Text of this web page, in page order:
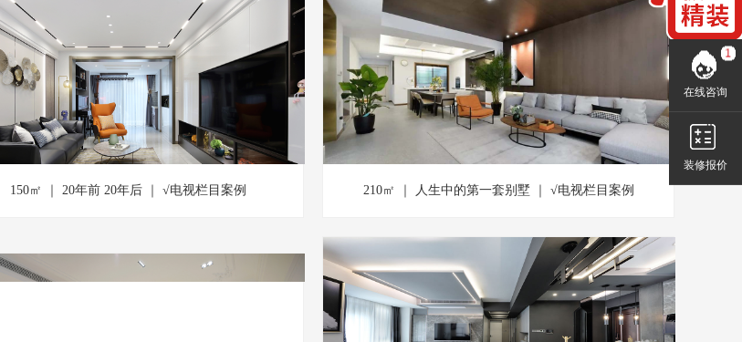
150㎡ ｜ 20年前 20年后 ｜ √电视栏目案例 210㎡ ｜ 人生中的第一套别墅 ｜ √电视栏目案例
在线咨询
装修报价